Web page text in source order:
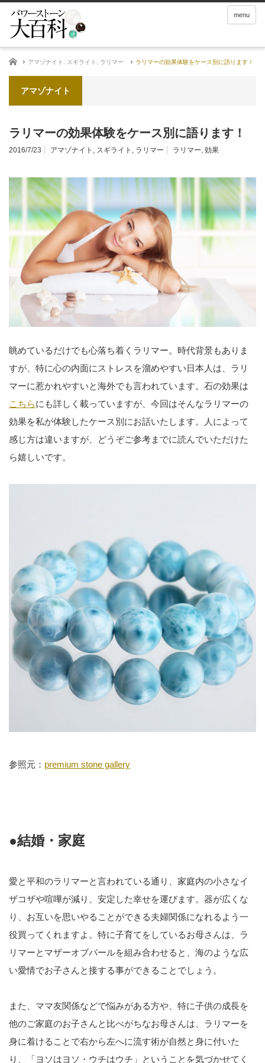
menu
ホーム アマゾナイト スギライト ラリマー ラリマーの効果体験をケース別に語ります！
アマゾナイト
ラリマーの効果体験をケース別に語ります！
2016/7/23 アマゾナイト , スギライト , ラリマー ラリマー, 効果
眺めているだけでも心落ち着くラリマー。時代背景もありま
すが、特に心の内面にストレスを溜めやすい日本人は、ラリ
マーに惹かれやすいと海外でも言われています。石の効果は
こちらにも詳しく載っていますが、今回はそんなラリマーの
効果を私が体験したケース別にお話いたします。人によって
感じ方は違いますが、どうぞご参考までに読んでいただけた
ら嬉しいです。
参照元： premium stone gallery
●結婚・家庭
愛と平和のラリマーと言われている通り、家庭内の小さなイ
ザコザや喧嘩が減り、安定した幸せを運びます。器が広くな
り、お互いを思いやることができる夫婦関係になれるよう一
役買ってくれますよ。特に子育てをしているお母さんは、ラ
リマーとマザーオブパールを組み合わせると、海のような広
い愛情でお子さんと接する事ができることでしょう。
また、ママ友関係などで悩みがある方や、特に子供の成長を
他のご家庭のお子さんと比べがちなお母さんは、ラリマーを
身に着けることで右から左へに流す術が自然と身に付いた
り、「ヨソはヨソ・ウチはウチ」ということを気づかせてく